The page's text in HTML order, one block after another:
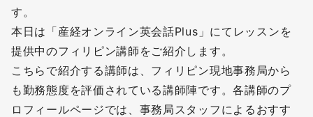
す。
本日は「産経オンライン英会話Plus」にてレッスンを
提供中のフィリピン講師をご紹介します。
こちらで紹介する講師は、フィリピン現地事務局から
も勤務態度を評価されている講師陣です。各講師のプ
ロフィールページでは、事務局スタッフによるおすす